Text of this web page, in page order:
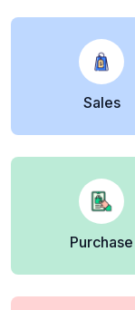
Sales
Purchase